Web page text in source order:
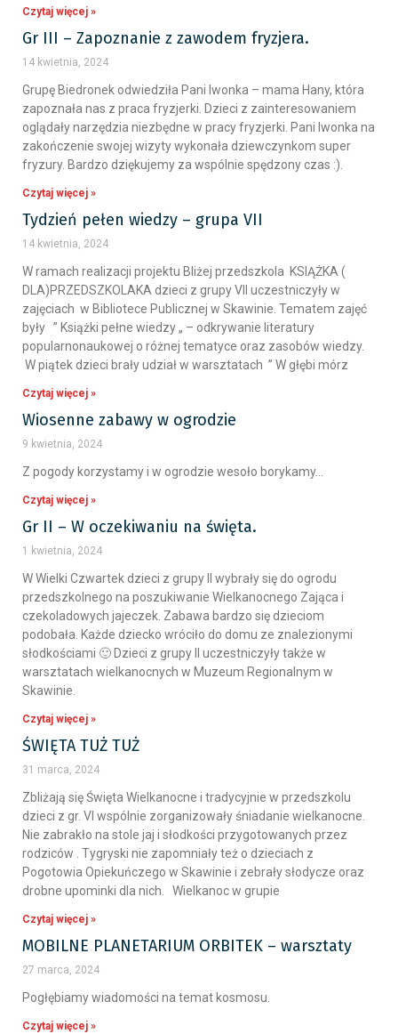
Czytaj więcej »
Gr III – Zapoznanie z zawodem fryzjera.
14 kwietnia, 2024
Grupę Biedronek odwiedziła Pani Iwonka – mama Hany, która
zapoznała nas z praca fryzjerki. Dzieci z zainteresowaniem
oglądały narzędzia niezbędne w pracy fryzjerki. Pani Iwonka na
zakończenie swojej wizyty wykonała dziewczynkom super
fryzury. Bardzo dziękujemy za wspólnie spędzony czas :).
Czytaj więcej »
Tydzień pełen wiedzy – grupa VII
14 kwietnia, 2024
W ramach realizacji projektu Bliżej przedszkola KSIĄŻKA (
DLA)PRZEDSZKOLAKA dzieci z grupy VII uczestniczyły w
zajęciach w Bibliotece Publicznej w Skawinie. Tematem zajęć
były ” Książki pełne wiedzy „ – odkrywanie literatury
popularnonaukowej o różnej tematyce oraz zasobów wiedzy.
W piątek dzieci brały udział w warsztatach ” W głębi mórz
Czytaj więcej »
Wiosenne zabawy w ogrodzie
9 kwietnia, 2024
Z pogody korzystamy i w ogrodzie wesoło borykamy…
Czytaj więcej »
Gr II – W oczekiwaniu na święta.
1 kwietnia, 2024
W Wielki Czwartek dzieci z grupy II wybrały się do ogrodu
przedszkolnego na poszukiwanie Wielkanocnego Zająca i
czekoladowych jajeczek. Zabawa bardzo się dzieciom
podobała. Każde dziecko wróciło do domu ze znalezionymi
słodkościami 🙂 Dzieci z grupy II uczestniczyły także w
warsztatach wielkanocnych w Muzeum Regionalnym w
Skawinie.
Czytaj więcej »
ŚWIĘTA TUŻ TUŻ
31 marca, 2024
Zbliżają się Święta Wielkanocne i tradycyjnie w przedszkolu
dzieci z gr. VI wspólnie zorganizowały śniadanie wielkanocne.
Nie zabrakło na stole jaj i słodkości przygotowanych przez
rodziców . Tygryski nie zapomniały też o dzieciach z
Pogotowia Opiekuńczego w Skawinie i zebrały słodycze oraz
drobne upominki dla nich. Wielkanoc w grupie
Czytaj więcej »
MOBILNE PLANETARIUM ORBITEK – warsztaty
27 marca, 2024
Pogłębiamy wiadomości na temat kosmosu.
Czytaj więcej »